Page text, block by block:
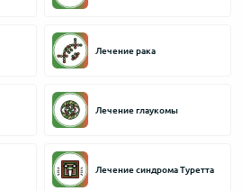
Лечение рака
Лечение глаукомы
Лечение синдрома Туретта